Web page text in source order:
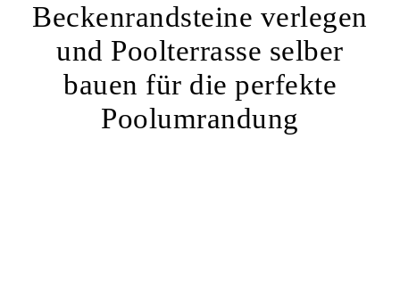
Beckenrandsteine verlegen
und Poolterrasse selber
bauen für die perfekte
Poolumrandung